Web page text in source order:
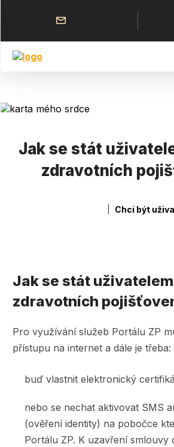
obsahu
Horní
menu
Jak se stát
zdravotních
Drobečková
Jak se stát
zdravotních
Pro využívání služeb Portálu ZP
přístupu na internet a dále je třeba:
buď vlastnit elektronický
nebo se nechat aktivovat SMS
(ověření identity) na pobočce
Portálu ZP. K uzavření smlouvy